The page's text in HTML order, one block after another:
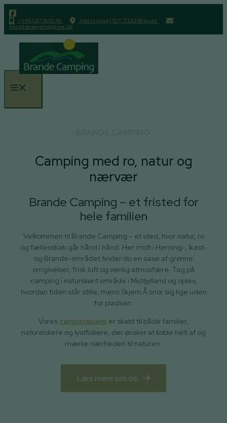
Hop
indhold
(+45) 97 18 10 49
Herningvej 107, 7330 Brande
brandecamping@live.dk
Camping med ro, natur og
nærvær
Brande Camping – et fristed for
hele familien
Velkommen til Brande Camping – et sted, hvor natur, ro
og fællesskab går hånd i hånd. Her midt i Herning-, Ikast-
og Brande-området finder du en oase af grønne
omgivelser, frisk luft og venlig atmosfære. Tag på
camping i naturskønt område i Midtjylland og oplev,
hvordan tiden står stille, mens Skjern Å snor sig lige uden
for pladsen.
Vores campingplads er skabt til både familier,
naturelskere og lystfiskere, der ønsker at koble helt af og
mærke nærheden til naturen.
Læs mere om os